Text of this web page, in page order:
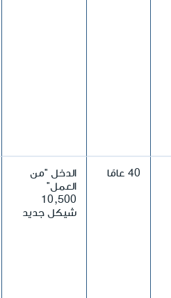
40 عامًا
الدخل "من
العمل"
10,500
شيكل جديد